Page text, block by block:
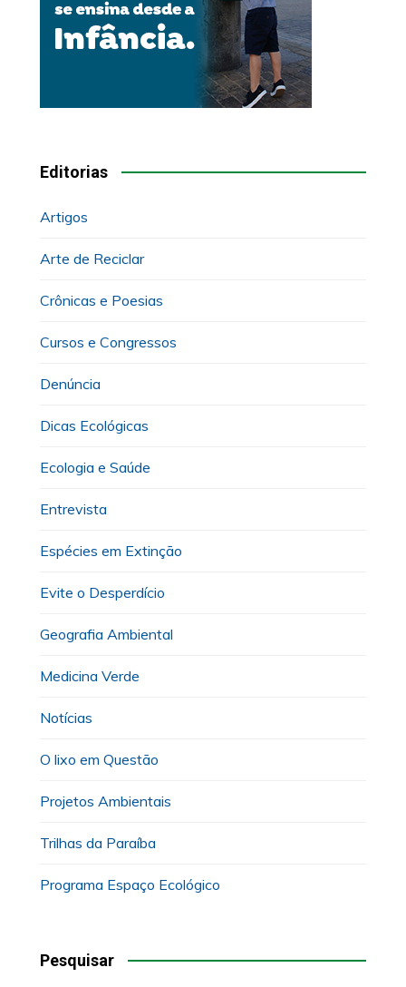
Editorias
Artigos
Arte de Reciclar
Crônicas e Poesias
Cursos e Congressos
Denúncia
Dicas Ecológicas
Ecologia e Saúde
Entrevista
Espécies em Extinção
Evite o Desperdício
Geografia Ambiental
Medicina Verde
Notícias
O lixo em Questão
Projetos Ambientais
Trilhas da Paraíba
Programa Espaço Ecológico
Pesquisar